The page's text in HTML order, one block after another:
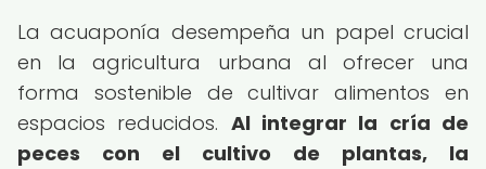
La acuaponía desempeña un papel crucial
en la agricultura urbana al ofrecer una
forma sostenible de cultivar alimentos en
espacios reducidos. Al integrar la cría de
peces con el cultivo de plantas, la